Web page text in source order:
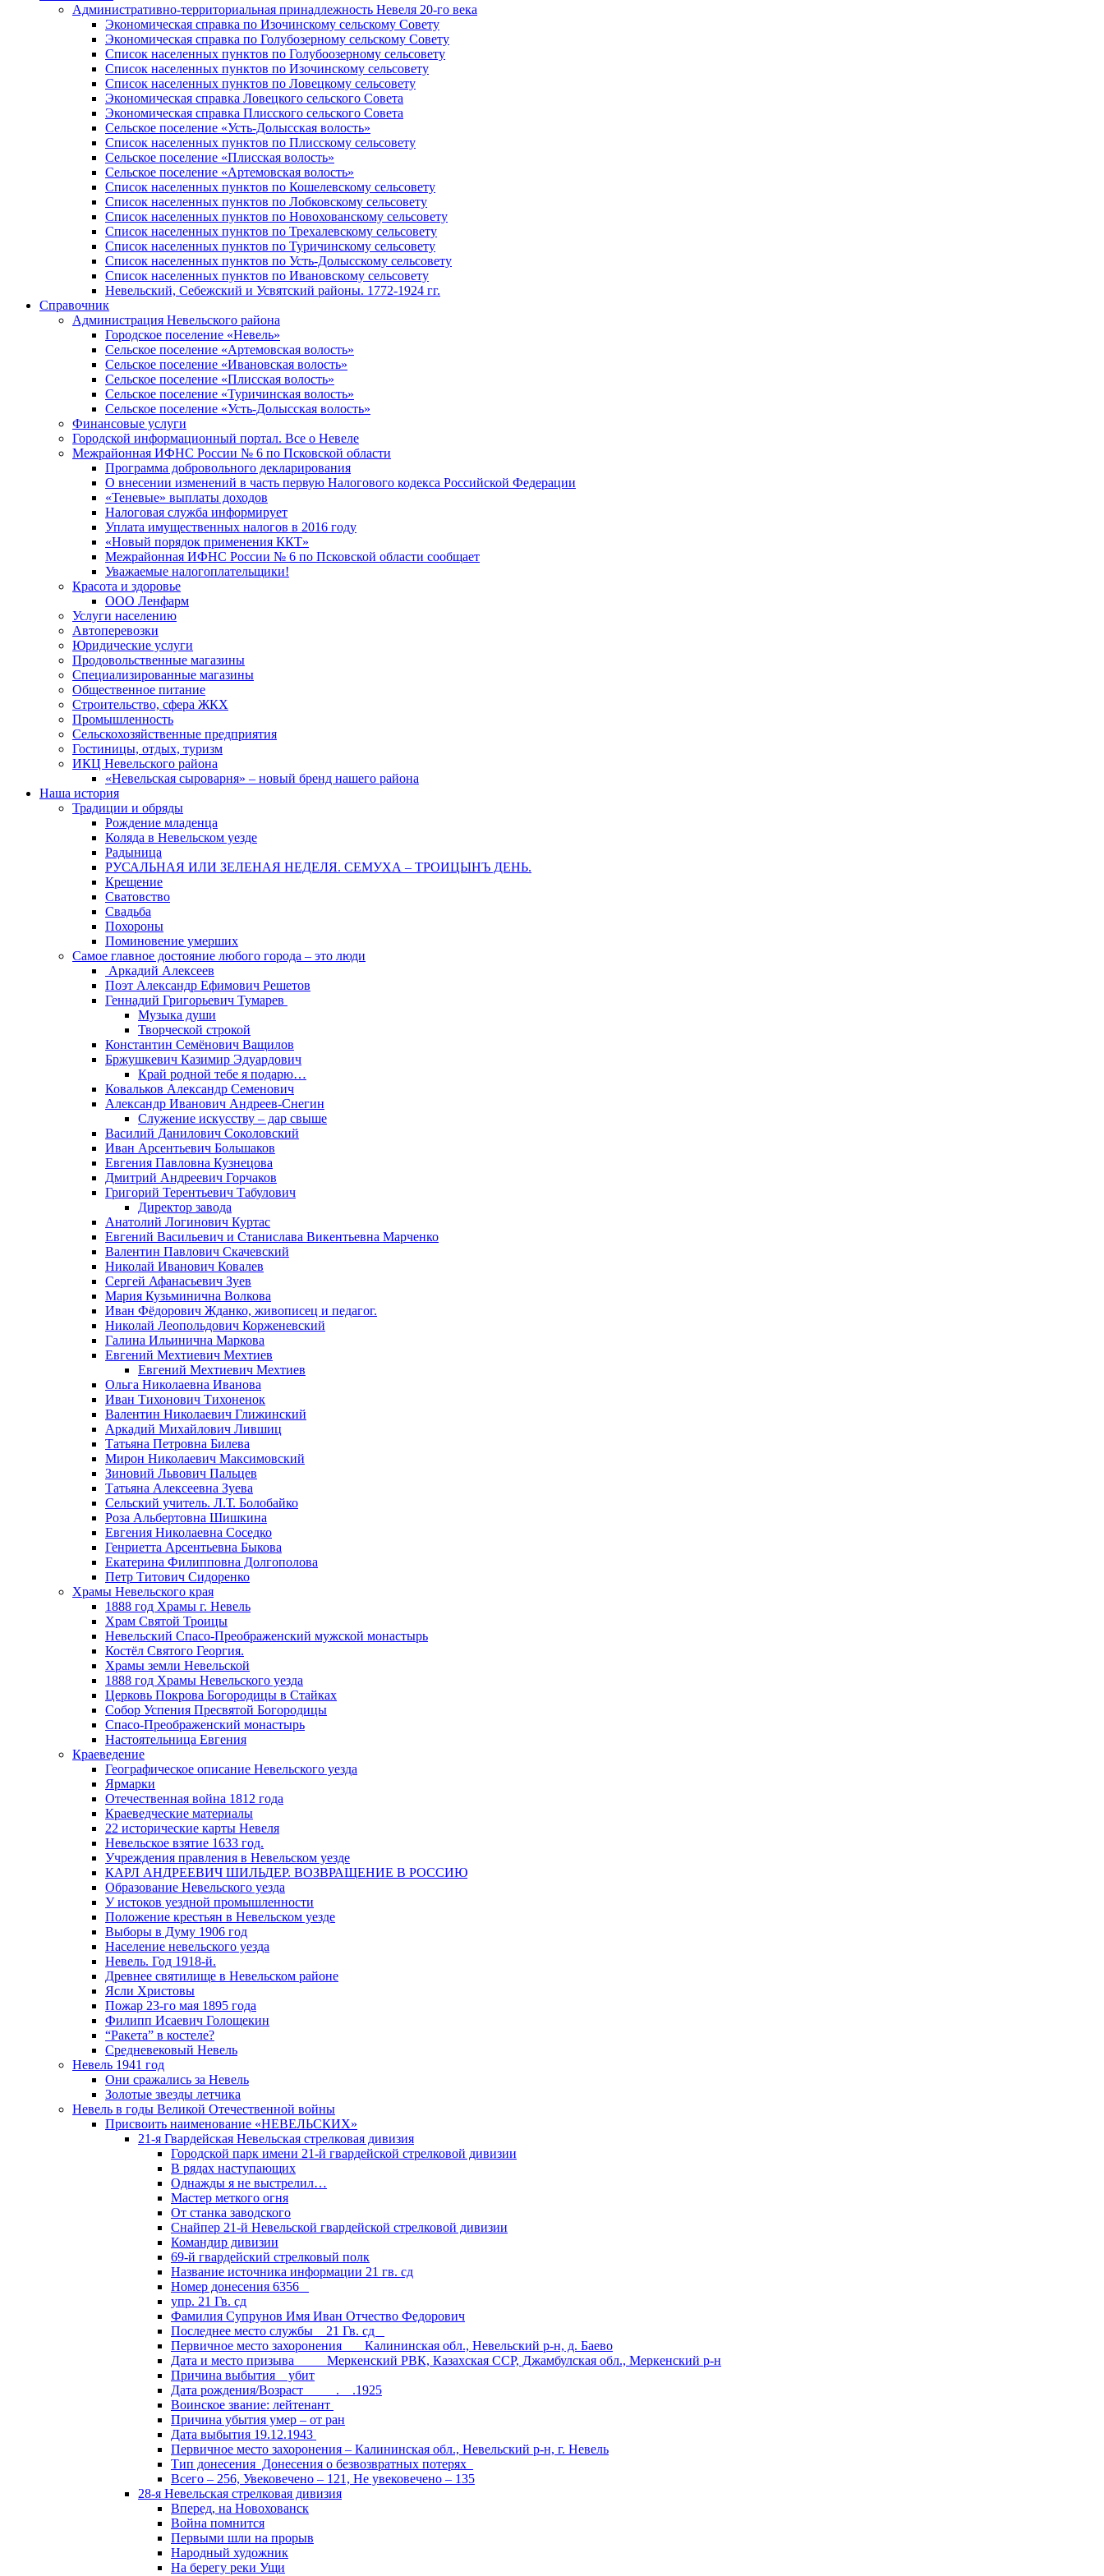
Административно-территориальная принадлежность Невеля 20-го века
Экономическая справка по Изочинскому сельскому Совету
Экономическая справка по Голубозерному сельскому Совету
Список населенных пунктов по Голубоозерному сельсовету
Список населенных пунктов по Изочинскому сельсовету
Список населенных пунктов по Ловецкому сельсовету
Экономическая справка Ловецкого сельского Совета
Экономическая справка Плисского сельского Совета
Сельское поселение «Усть-Долысская волость»
Список населенных пунктов по Плисскому сельсовету
Сельское поселение «Плисская волость»
Сельское поселение «Артемовская волость»
Список населенных пунктов по Кошелевскому сельсовету
Список населенных пунктов по Лобковскому сельсовету
Список населенных пунктов по Новохованскому сельсовету
Список населенных пунктов по Трехалевскому сельсовету
Список населенных пунктов по Туричинскому сельсовету
Список населенных пунктов по Усть-Долысскому сельсовету
Список населенных пунктов по Ивановскому сельсовету
Невельский, Себежский и Усвятский районы. 1772-1924 гг.
Справочник
Администрация Невельского района
Городское поселение «Невель»
Сельское поселение «Артемовская волость»
Сельское поселение «Ивановская волость»
Сельское поселение «Плисская волость»
Сельское поселение «Туричинская волость»
Сельское поселение «Усть-Долысская волость»
Финансовые услуги
Городской информационный портал. Все о Невеле
Межрайонная ИФНС России № 6 по Псковской области
Программа добровольного декларирования
О внесении изменений в часть первую Налогового кодекса Российской Федерации
«Теневые» выплаты доходов
Налоговая служба информирует
Уплата имущественных налогов в 2016 году
«Новый порядок применения ККТ»
Межрайонная ИФНС России № 6 по Псковской области сообщает
Уважаемые налогоплательщики!
Красота и здоровье
ООО Ленфарм
Услуги населению
Автоперевозки
Юридические услуги
Продовольственные магазины
Специализированные магазины
Общественное питание
Строительство, сфера ЖКХ
Промышленность
Сельскохозяйственные предприятия
Гостиницы, отдых, туризм
ИКЦ Невельского района
«Невельская сыроварня» – новый бренд нашего района
Наша история
Традиции и обряды
Рождение младенца
Коляда в Невельском уезде
Радыница
РУСАЛЬНАЯ ИЛИ ЗЕЛЕНАЯ НЕДЕЛЯ. СЕМУХА – ТРОИЦЫНЪ ДЕНЬ.
Крещение
Сватовство
Свадьба
Похороны
Поминовение умерших
Самое главное достояние любого города – это люди
Аркадий Алексеев
Поэт Александр Ефимович Решетов
Геннадий Григорьевич Тумарев
Музыка души
Творческой строкой
Константин Семёнович Ващилов
Бржушкевич Казимир Эдуардович
Край родной тебе я подарю…
Ковальков Александр Семенович
Александр Иванович Андреев-Снегин
Служение искусству – дар свыше
Василий Данилович Соколовский
Иван Арсентьевич Большаков
Евгения Павловна Кузнецова
Дмитрий Андреевич Горчаков
Григорий Терентьевич Табулович
Директор завода
Анатолий Логинович Куртас
Евгений Васильевич и Станислава Викентьевна Марченко
Валентин Павлович Скачевский
Николай Иванович Ковалев
Сергей Афанасьевич Зуев
Мария Кузьминична Волкова
Иван Фёдорович Жданко, живописец и педагог.
Николай Леопольдович Корженевский
Галина Ильинична Маркова
Евгений Мехтиевич Мехтиев
Евгений Мехтиевич Мехтиев
Ольга Николаевна Иванова
Иван Тихонович Тихоненок
Валентин Николаевич Глижинский
Аркадий Михайлович Лившиц
Татьяна Петровна Билева
Мирон Николаевич Максимовский
Зиновий Львович Пальцев
Татьяна Алексеевна Зуева
Сельский учитель. Л.Т. Болобайко
Роза Альбертовна Шишкина
Евгения Николаевна Соседко
Генриетта Арсентьевна Быкова
Екатерина Филипповна Долгополова
Петр Титович Сидоренко
Храмы Невельского края
1888 год Храмы г. Невель
Храм Святой Троицы
Невельский Спасо-Преображенский мужской монастырь
Костёл Святого Георгия.
Храмы земли Невельской
1888 год Храмы Невельского уезда
Церковь Покрова Богородицы в Стайках
Собор Успения Пресвятой Богородицы
Спасо-Преображенский монастырь
Настоятельница Евгения
Краеведение
Географическое описание Невельского уезда
Ярмарки
Отечественная война 1812 года
Краеведческие материалы
22 исторические карты Невеля
Невельское взятие 1633 год.
Учреждения правления в Невельском уезде
КАРЛ АНДРЕЕВИЧ ШИЛЬДЕР. ВОЗВРАЩЕНИЕ В РОССИЮ
Образование Невельского уезда
У истоков уездной промышленности
Положение крестьян в Невельском уезде
Выборы в Думу 1906 год
Население невельского уезда
Невель. Год 1918-й.
Древнее святилище в Невельском районе
Ясли Христовы
Пожар 23-го мая 1895 года
Филипп Исаевич Голощекин
“Ракета” в костеле?
Средневековый Невель
Невель 1941 год
Они сражались за Невель
Золотые звезды летчика
Невель в годы Великой Отечественной войны
Присвоить наименование «НЕВЕЛЬСКИХ»
21-я Гвардейская Невельская стрелковая дивизия
Городской парк имени 21-й гвардейской стрелковой дивизии
В рядах наступающих
Однажды я не выстрелил…
Мастер меткого огня
От станка заводского
Снайпер 21-й Невельской гвардейской стрелковой дивизии
Командир дивизии
69-й гвардейский стрелковый полк
Название источника информации 21 гв. сд
Номер донесения 6356
упр. 21 Гв. сд
Фамилия Супрунов Имя Иван Отчество Федорович
Последнее место службы 21 Гв. сд
Первичное место захоронения Калининская обл., Невельский р-н, д. Баево
Дата и место призыва Меркенский РВК, Казахская ССР, Джамбулская обл., Меркенский р-н
Причина выбытия убит
Дата рождения/Возраст __.__.1925
Воинское звание: лейтенант
Причина убытия умер – от ран
Дата выбытия 19.12.1943
Первичное место захоронения – Калининская обл., Невельский р-н, г. Невель
Тип донесения Донесения о безвозвратных потерях
Всего – 256, Увековечено – 121, Не увековечено – 135
28-я Невельская стрелковая дивизия
Вперед, на Новохованск
Война помнится
Первыми шли на прорыв
Народный художник
На берегу реки Ущи